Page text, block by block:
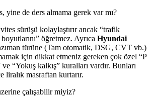
yine de ders almama gerek var mı?
sürüşü kolaylaştırır ancak “trafik
öğretmez. Ayrıca Hyundai
türüne (Tam otomatik, DSG, CVT vb.)
için dikkat etmeniz gereken çok özel “P
“Yokuş kalkış” kuralları vardır. Bunları
liralık masraftan kurtarır.
çalışabilir miyiz?